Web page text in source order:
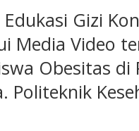
Gizi
Media Video
Obesitas di
Politeknik